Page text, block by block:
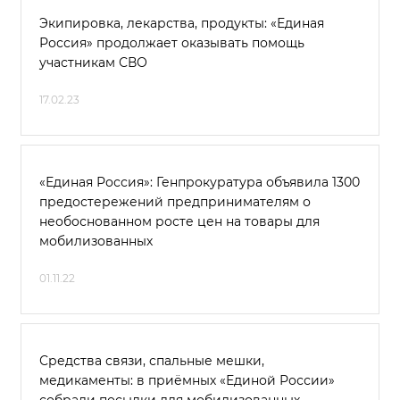
Экипировка, лекарства, продукты: «Единая
Россия» продолжает оказывать помощь
участникам СВО
17.02.23
«Единая Россия»: Генпрокуратура объявила 1300
предостережений предпринимателям о
необоснованном росте цен на товары для
мобилизованных
01.11.22
Средства связи, спальные мешки,
медикаменты: в приёмных «Единой России»